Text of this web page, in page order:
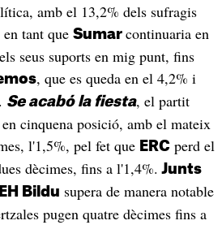
amb el 13,2% dels sufragis
tant que Sumar continuaria en
seus suports en mig punt, fins
, que es queda en el 4,2% i
Se acabó la fiesta, el partit
cinquena posició, amb el mateix
l'1,5%, pel fet que ERC perd el
dècimes, fins a l'1,4%. Junts
EH Bildu supera de manera notable
pugen quatre dècimes fins a